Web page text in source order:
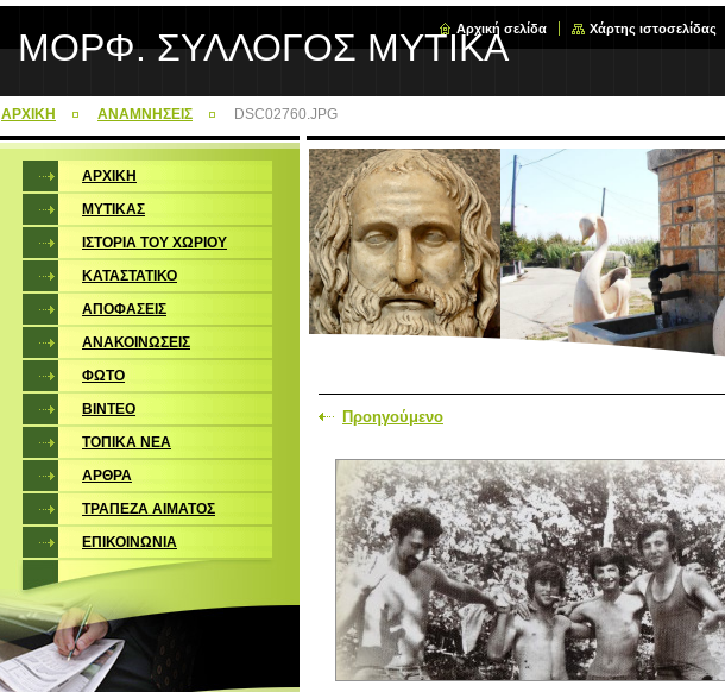
ΜΟΡΦ. ΣΥΛΛΟΓΟΣ ΜΥΤΙΚΑ
Αρχική σελίδα Χάρτης ιστοσελίδας
ΑΡΧΙΚΗ ΑΝΑΜΝΗΣΕΙΣ DSC02760.JPG
Προηγούμενο
ΑΡΧΙΚΗ
ΜΥΤΙΚΑΣ
ΙΣΤΟΡΙΑ ΤΟΥ ΧΩΡΙΟΥ
ΚΑΤΑΣΤΑΤΙΚΟ
ΑΠΟΦΑΣΕΙΣ
ΑΝΑΚΟΙΝΩΣΕΙΣ
ΦΩΤΟ
ΒΙΝΤΕΟ
ΤΟΠΙΚΑ ΝΕΑ
ΑΡΘΡΑ
ΤΡΑΠΕΖΑ ΑΙΜΑΤΟΣ
ΕΠΙΚΟΙΝΩΝΙΑ